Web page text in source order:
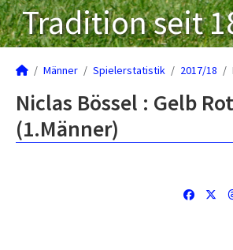
Tradition seit
Männer Spielerstatistik 2017/18
Niclas Bössel : Gelb
(1.Männer)